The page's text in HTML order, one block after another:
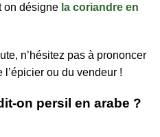
on désigne la coriandre en
n’hésitez pas à prononcer
l’épicier ou du vendeur !
on persil en arabe ?